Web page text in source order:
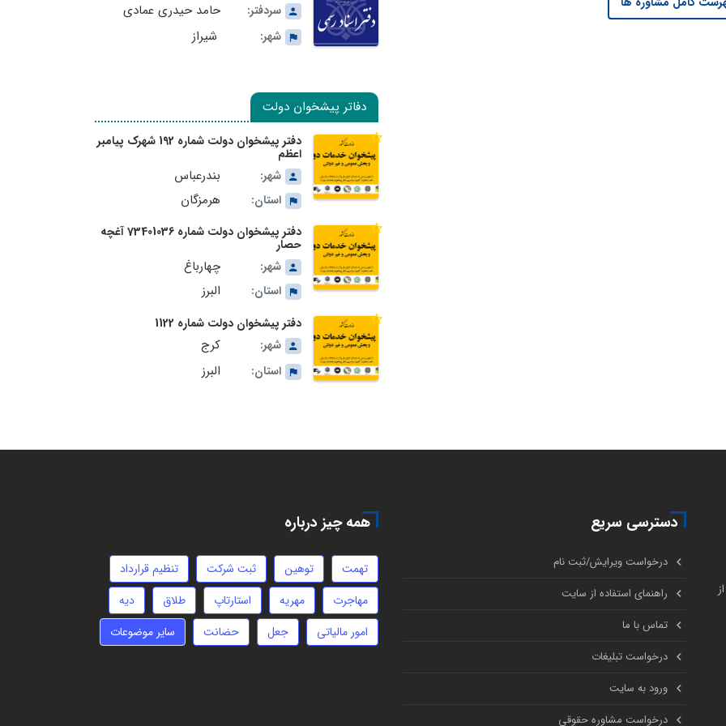
سردفتر:
حامد حیدری عمادی
شهر: شیراز
دفاتر پیشخوان دولت
دفتر پیشخوان دولت شماره 192 شهرک پیامبر
اعظم
شهر:
بندرعباس
استان: هرمزگان
دفتر پیشخوان دولت شماره 73401036 آغچه
حصار
شهر:
چهارباغ
استان: البرز
دفتر پیشخوان دولت شماره 1122
شهر:
کرج
استان: البرز
دسترسی سریع
درخواست ویرایش/ثبت نام
راهنمای استفاده از سایت
تماس با ما
درخواست تبلیغات
ورود به سایت
درخواست مشاوره حقوقی
همه چیز درباره
تهمت توهین ثبت شرکت
تنظیم قرارداد
مهاجرت
مهریه استارتاپ طلاق
دیه
امور مالیاتی
جعل حضانت سایر موضوعات